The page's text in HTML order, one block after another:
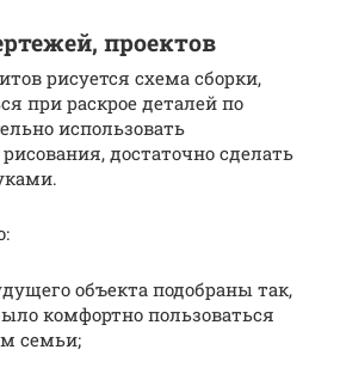
проектов
рисуется схема сборки,
при раскрое деталей по
использовать
достаточно сделать
объекта подобраны так,
комфортно пользоваться
семьи;